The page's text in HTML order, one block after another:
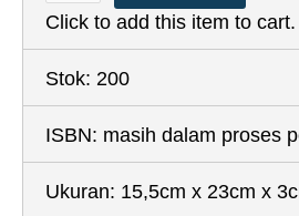
Click to add this item to cart.
Stok: 200
ISBN: masih dalam proses
Ukuran: 15,5cm x 23cm x